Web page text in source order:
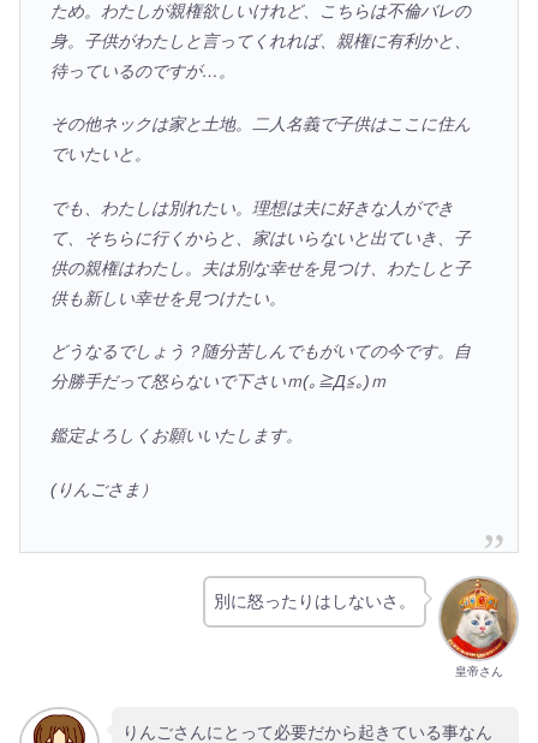
ため。わたしが親権欲しいけれど、こちらは不倫バレの
身。子供がわたしと言ってくれれば、親権に有利かと、
待っているのですが…。
その他ネックは家と土地。二人名義で子供はここに住ん
でいたいと。
でも、わたしは別れたい。理想は夫に好きな人ができ
て、そちらに行くからと、家はいらないと出ていき、子
供の親権はわたし。夫は別な幸せを見つけ、わたしと子
供も新しい幸せを見つけたい。
どうなるでしょう？随分苦しんでもがいての今です。自
分勝手だって怒らないで下さいｍ(｡≧Д≦｡)ｍ
鑑定よろしくお願いいたします。
(りんごさま）
皇帝さん
別に怒ったりはしないさ。
りんごさんにとって必要だから起きている事なん